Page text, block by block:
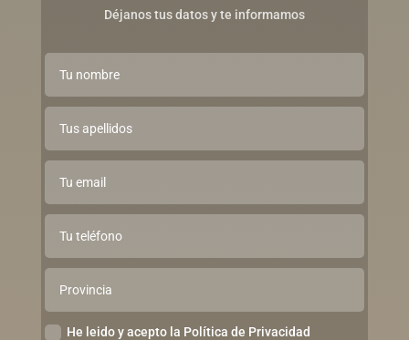
Déjanos tus datos y te informamos
He leido y acepto la Política de Privacidad